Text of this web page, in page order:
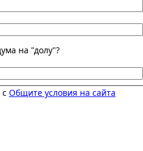
на "долу"?
Общите условия на сайта